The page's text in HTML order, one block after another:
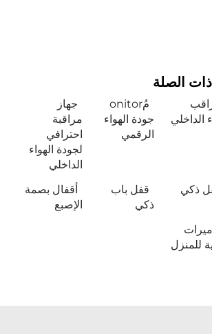
الصلة
الداخلي
مُonitor
جودة الهواء
الرقمي
جهاز
مراقبة
احترافي
لجودة الهواء
الداخلي
ذكي
قفل باب
ذكي
أقفال بصمة
الإصبع
للمنزل